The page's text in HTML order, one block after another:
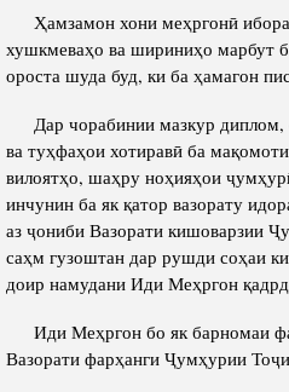
Ҳамзамон хони меҳргонӣ
хушкмеваҳо ва шириниҳо марбут
ороста шуда буд, ки ба ҳамагон
Дар чорабинии мазкур диплом,
ва туҳфаҳои хотиравӣ ба
вилоятҳо, шаҳру ноҳияҳои
инчунин ба як қатор вазорату
аз ҷониби Вазорати кишоварзии
саҳм гузоштан дар рушди соҳаи
доир намудани Иди Меҳргон
Иди Меҳргон бо як барномаи
Вазорати фарҳанги Ҷумҳурии